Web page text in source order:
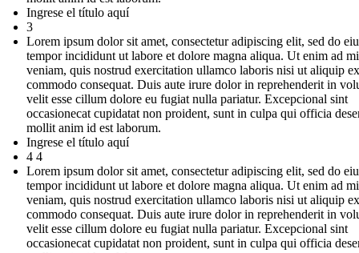
Ingrese el título aquí
3
Lorem ipsum dolor sit amet, consectetur adipiscing elit, sed do
tempor incididunt ut labore et dolore magna aliqua. Ut enim ad
veniam, quis nostrud exercitation ullamco laboris nisi ut aliquip
commodo consequat. Duis aute irure dolor in reprehenderit in
velit esse cillum dolore eu fugiat nulla pariatur. Excepcional sint
occasionecat cupidatat non proident, sunt in culpa qui officia
mollit anim id est laborum.
Ingrese el título aquí
4 4
Lorem ipsum dolor sit amet, consectetur adipiscing elit, sed do
tempor incididunt ut labore et dolore magna aliqua. Ut enim ad
veniam, quis nostrud exercitation ullamco laboris nisi ut aliquip
commodo consequat. Duis aute irure dolor in reprehenderit in
velit esse cillum dolore eu fugiat nulla pariatur. Excepcional sint
occasionecat cupidatat non proident, sunt in culpa qui officia